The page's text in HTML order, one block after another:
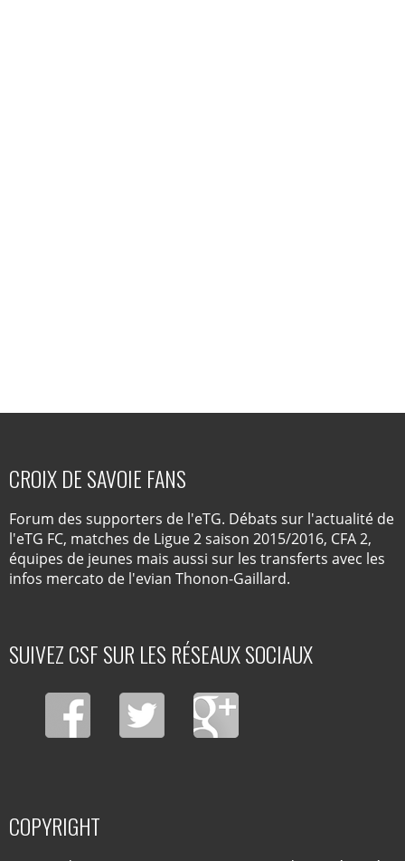
CROIX DE SAVOIE FANS
Forum des supporters de l'eTG. Débats sur l'actualité de
l'eTG FC, matches de Ligue 2 saison 2015/2016, CFA 2,
équipes de jeunes mais aussi sur les transferts avec les
infos mercato de l'evian Thonon-Gaillard.
SUIVEZ CSF SUR LES RÉSEAUX SOCIAUX
COPYRIGHT